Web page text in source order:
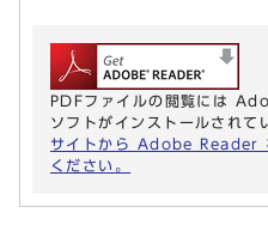
PDFファイルの閲覧には
ソフトがインストールされて
サイトから Adobe Reader
ください。